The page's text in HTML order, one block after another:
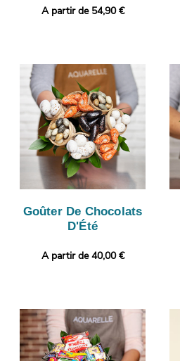
A partir de 54,90 €
Goûter De Chocolats
D'Été
A partir de 40,00 €